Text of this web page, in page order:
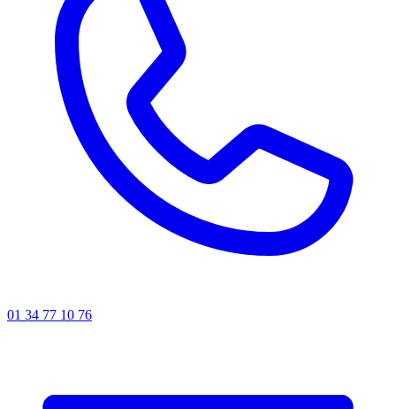
01 34 77 10 76